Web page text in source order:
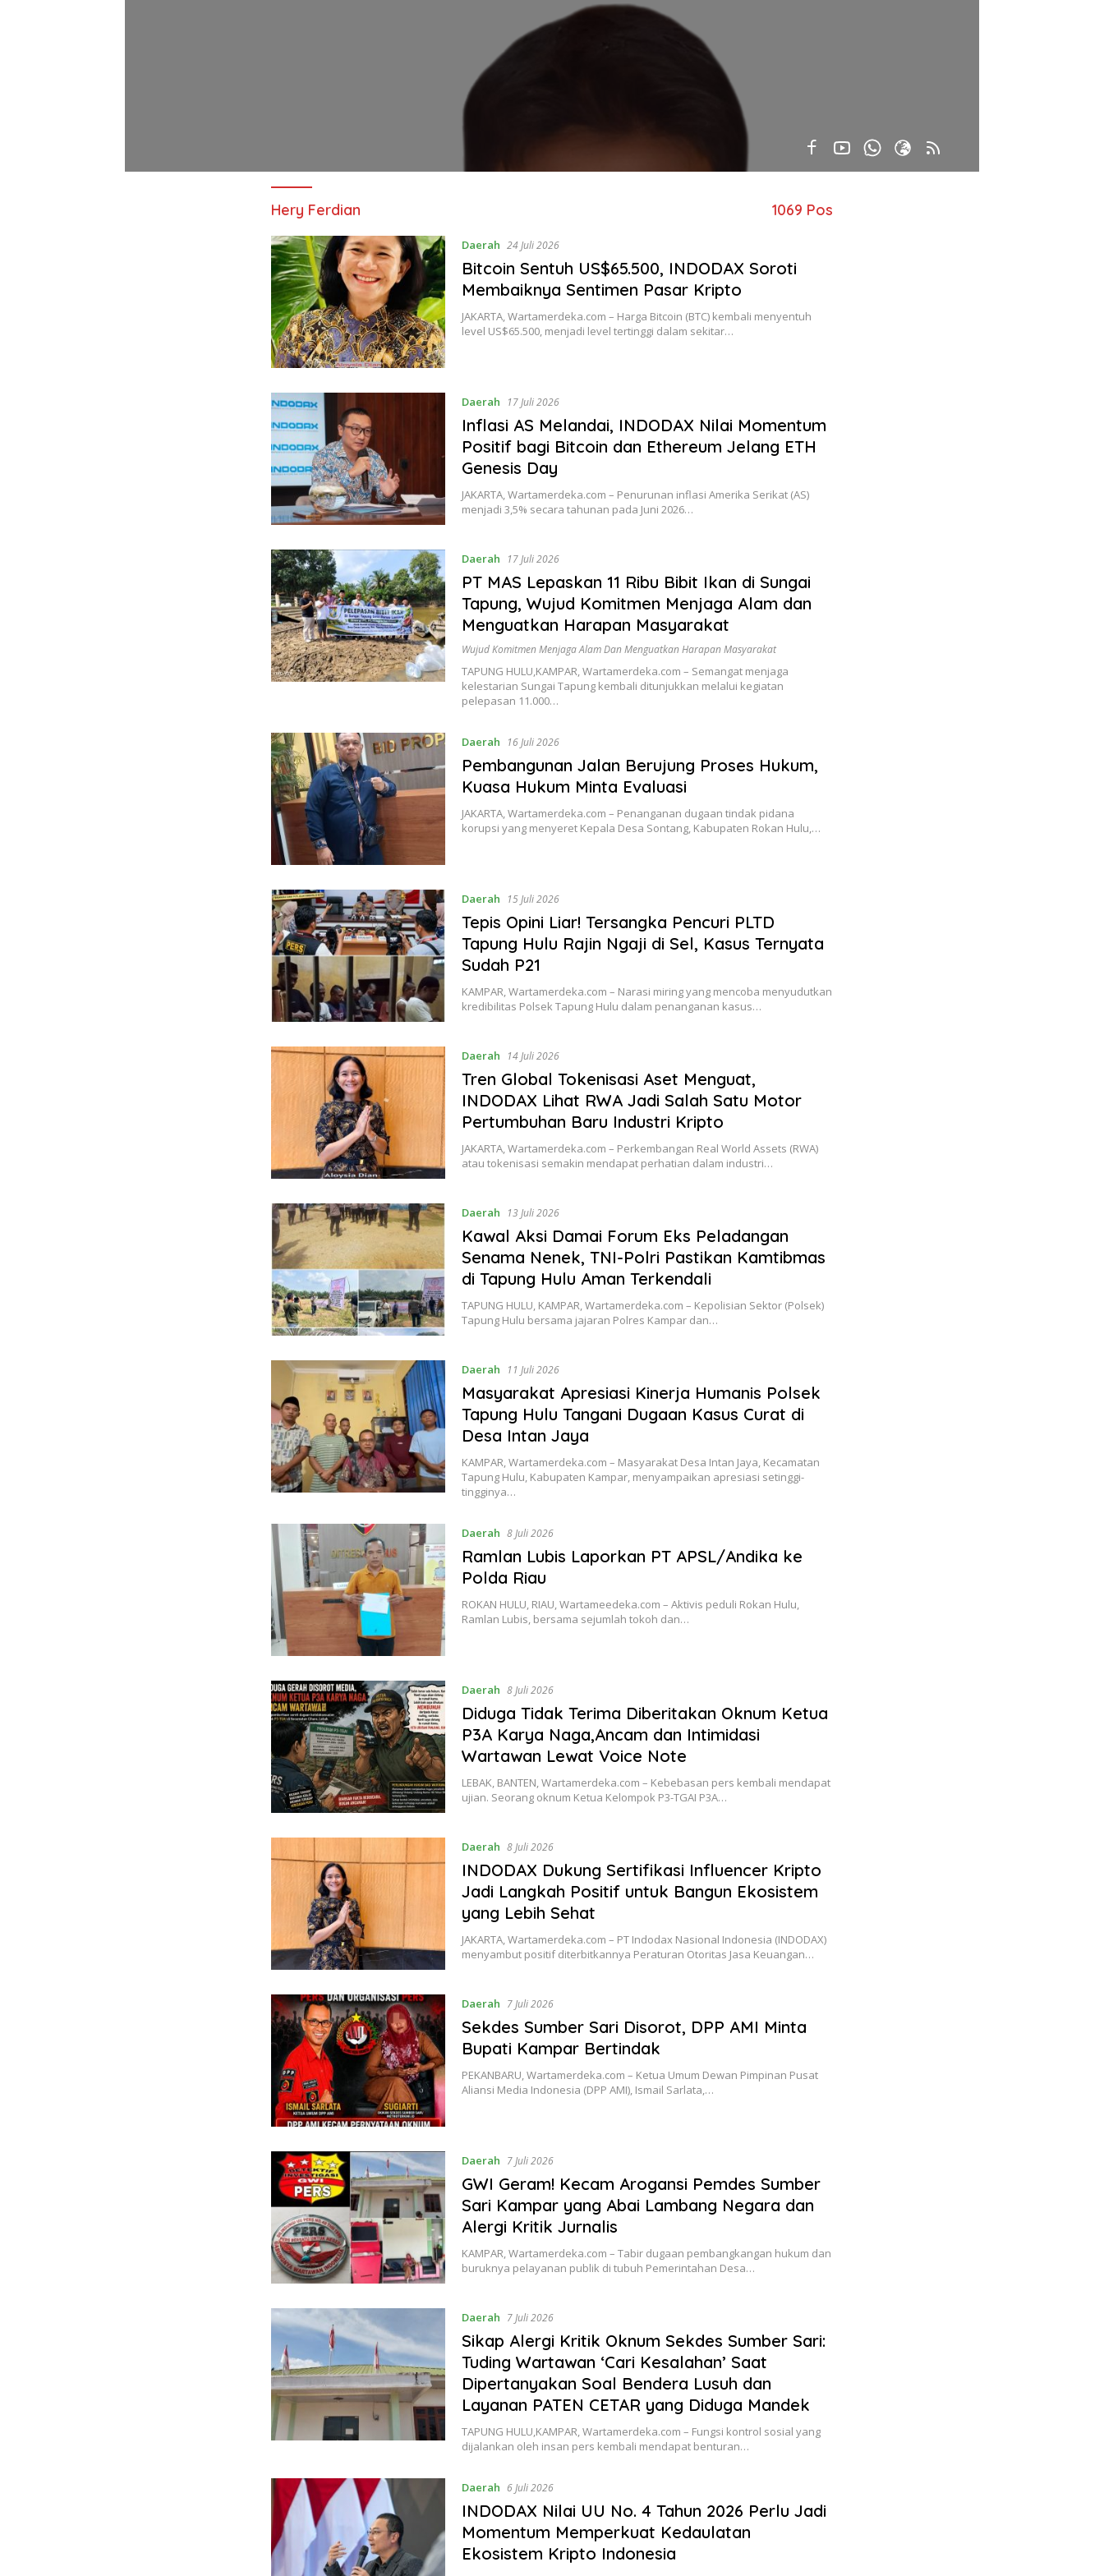
Hery Ferdian 1069 Pos
Daerah 24 Juli 2026
Bitcoin Sentuh US$65.500, INDODAX Soroti
Membaiknya Sentimen Pasar Kripto
JAKARTA, Wartamerdeka.com – Harga Bitcoin (BTC) kembali menyentuh
level US$65.500, menjadi level tertinggi dalam sekitar…
Daerah 17 Juli 2026
Inflasi AS Melandai, INDODAX Nilai Momentum
Positif bagi Bitcoin dan Ethereum Jelang ETH
Genesis Day
JAKARTA, Wartamerdeka.com – Penurunan inflasi Amerika Serikat (AS)
menjadi 3,5% secara tahunan pada Juni 2026…
Daerah 17 Juli 2026
PT MAS Lepaskan 11 Ribu Bibit Ikan di Sungai
Tapung, Wujud Komitmen Menjaga Alam dan
Menguatkan Harapan Masyarakat
Wujud Komitmen Menjaga Alam Dan Menguatkan Harapan Masyarakat
TAPUNG HULU,KAMPAR, Wartamerdeka.com – Semangat menjaga
kelestarian Sungai Tapung kembali ditunjukkan melalui kegiatan
pelepasan 11.000…
Daerah 16 Juli 2026
Pembangunan Jalan Berujung Proses Hukum,
Kuasa Hukum Minta Evaluasi
JAKARTA, Wartamerdeka.com – Penanganan dugaan tindak pidana
korupsi yang menyeret Kepala Desa Sontang, Kabupaten Rokan Hulu,…
Daerah 15 Juli 2026
Tepis Opini Liar! Tersangka Pencuri PLTD
Tapung Hulu Rajin Ngaji di Sel, Kasus Ternyata
Sudah P21
KAMPAR, Wartamerdeka.com – Narasi miring yang mencoba menyudutkan
kredibilitas Polsek Tapung Hulu dalam penanganan kasus…
Daerah 14 Juli 2026
Tren Global Tokenisasi Aset Menguat,
INDODAX Lihat RWA Jadi Salah Satu Motor
Pertumbuhan Baru Industri Kripto
JAKARTA, Wartamerdeka.com – Perkembangan Real World Assets (RWA)
atau tokenisasi semakin mendapat perhatian dalam industri…
Daerah 13 Juli 2026
Kawal Aksi Damai Forum Eks Peladangan
Senama Nenek, TNI-Polri Pastikan Kamtibmas
di Tapung Hulu Aman Terkendali
TAPUNG HULU, KAMPAR, Wartamerdeka.com – Kepolisian Sektor (Polsek)
Tapung Hulu bersama jajaran Polres Kampar dan…
Daerah 11 Juli 2026
Masyarakat Apresiasi Kinerja Humanis Polsek
Tapung Hulu Tangani Dugaan Kasus Curat di
Desa Intan Jaya
KAMPAR, Wartamerdeka.com – Masyarakat Desa Intan Jaya, Kecamatan
Tapung Hulu, Kabupaten Kampar, menyampaikan apresiasi setinggi-
tingginya…
Daerah 8 Juli 2026
Ramlan Lubis Laporkan PT APSL/Andika ke
Polda Riau
ROKAN HULU, RIAU, Wartameedeka.com – Aktivis peduli Rokan Hulu,
Ramlan Lubis, bersama sejumlah tokoh dan…
Daerah 8 Juli 2026
Diduga Tidak Terima Diberitakan Oknum Ketua
P3A Karya Naga,Ancam dan Intimidasi
Wartawan Lewat Voice Note
LEBAK, BANTEN, Wartamerdeka.com – Kebebasan pers kembali mendapat
ujian. Seorang oknum Ketua Kelompok P3-TGAI P3A…
Daerah 8 Juli 2026
INDODAX Dukung Sertifikasi Influencer Kripto
Jadi Langkah Positif untuk Bangun Ekosistem
yang Lebih Sehat
JAKARTA, Wartamerdeka.com – PT Indodax Nasional Indonesia (INDODAX)
menyambut positif diterbitkannya Peraturan Otoritas Jasa Keuangan…
Daerah 7 Juli 2026
Sekdes Sumber Sari Disorot, DPP AMI Minta
Bupati Kampar Bertindak
PEKANBARU, Wartamerdeka.com – Ketua Umum Dewan Pimpinan Pusat
Aliansi Media Indonesia (DPP AMI), Ismail Sarlata,…
Daerah 7 Juli 2026
GWI Geram! Kecam Arogansi Pemdes Sumber
Sari Kampar yang Abai Lambang Negara dan
Alergi Kritik Jurnalis
KAMPAR, Wartamerdeka.com – Tabir dugaan pembangkangan hukum dan
buruknya pelayanan publik di tubuh Pemerintahan Desa…
Daerah 7 Juli 2026
Sikap Alergi Kritik Oknum Sekdes Sumber Sari:
Tuding Wartawan ‘Cari Kesalahan’ Saat
Dipertanyakan Soal Bendera Lusuh dan
Layanan PATEN CETAR yang Diduga Mandek
TAPUNG HULU,KAMPAR, Wartamerdeka.com – Fungsi kontrol sosial yang
dijalankan oleh insan pers kembali mendapat benturan…
Daerah 6 Juli 2026
INDODAX Nilai UU No. 4 Tahun 2026 Perlu Jadi
Momentum Memperkuat Kedaulatan
Ekosistem Kripto Indonesia